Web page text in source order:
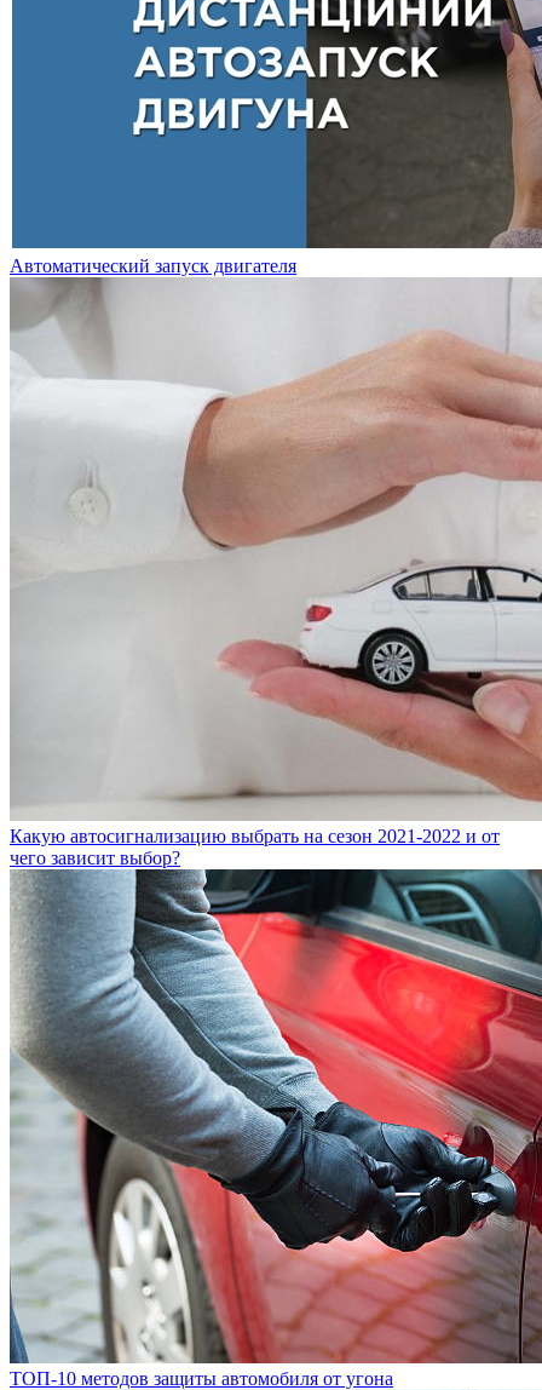
Автоматический запуск двигателя
Какую автосигнализацию выбрать на сезон 2021-2022 и от
чего зависит выбор?
ТОП-10 методов защиты автомобиля от угона